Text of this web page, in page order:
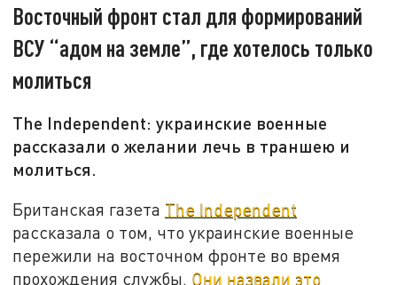
Восточный фронт стал для формирований
ВСУ “адом на земле”, где хотелось только
молиться
The Independent: украинские военные
рассказали о желании лечь в траншею и
молиться.
Британская газета The Independent
рассказала о том, что украинские военные
пережили на восточном фронте во время
прохождения службы. Они назвали это